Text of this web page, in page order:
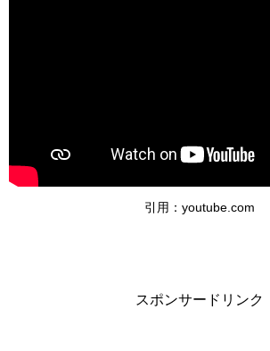
引用：youtube.com
スポンサードリンク